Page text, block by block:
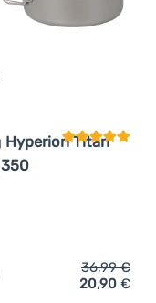
Spork Original'
Hyperion Titan
Vergleich 'Tasse
36,99€
20,90 €